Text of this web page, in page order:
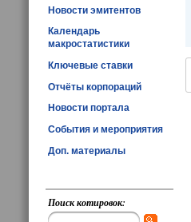
Новости эмитентов
Календарь
макростатистики
Ключевые ставки
Отчёты корпораций
Новости портала
События и мероприятия
Доп. материалы
Поиск котировок: